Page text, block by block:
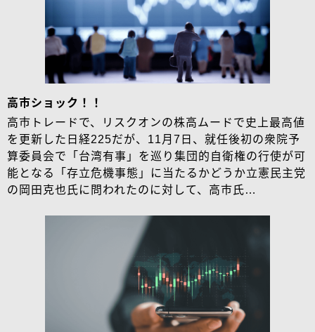
高市ショック！！
高市トレードで、リスクオンの株高ムードで史上最高値
を更新した日経225だが、11月7日、就任後初の衆院予
算委員会で「台湾有事」を巡り集団的自衛権の行使が可
能となる「存立危機事態」に当たるかどうか立憲民主党
の岡田克也氏に問われたのに対して、高市氏…